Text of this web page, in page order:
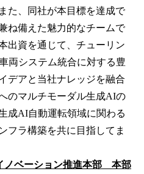
た、同社が本目標を達成で
ね備えた魅力的なチームで
出資を通じて、チューリン
両システム統合に対する豊
デアと当社ナレッジを融合
のマルチモーダル生成AIの
成AI自動運転領域に関わる
フラ構築を共に目指してま
ベーション推進本部 本部